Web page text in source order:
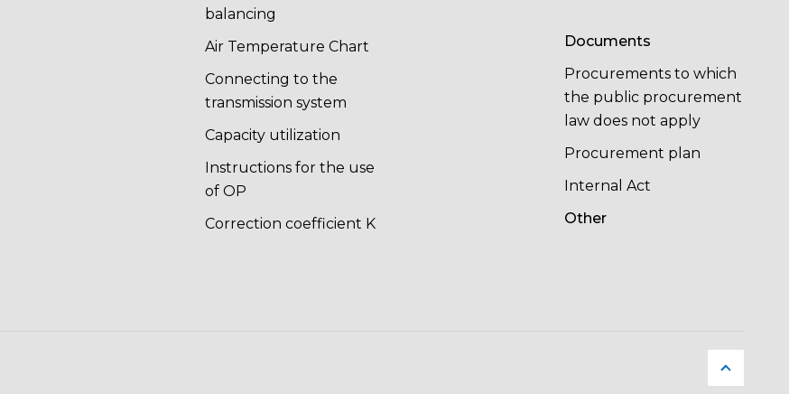
balancing
Air Temperature Chart
Connecting to the
transmission system
Capacity utilization
Instructions for the use
of OP
Correction coefficient K
Documents
Procurements to which
the public procurement
law does not apply
Procurement plan
Internal Act
Other